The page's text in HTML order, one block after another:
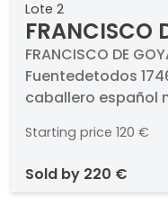
Lote 2
FRANCISCO
LUCIENTES
español
de haber
edición
FRANCISCO DE
Fuentedetodos
caballero español
Aguafuerte,
plancha. Con sello
Starting price 120 €
sold by 220 €